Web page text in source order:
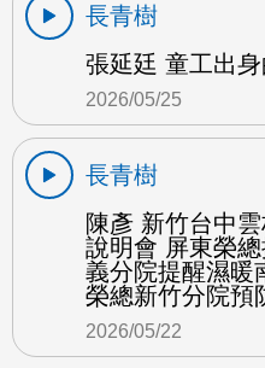
長青樹
張延廷 童工出
2026/05/25
長青樹
陳彥 新竹台中
說明會 屏東榮
義分院提醒濕暖
榮總新竹分院預
2026/05/22